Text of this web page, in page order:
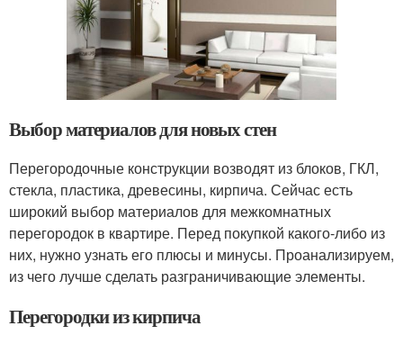
Выбор материалов для новых стен
Перегородочные конструкции возводят из блоков, ГКЛ,
стекла, пластика, древесины, кирпича. Сейчас есть
широкий выбор материалов для межкомнатных
перегородок в квартире. Перед покупкой какого-либо из
них, нужно узнать его плюсы и минусы. Проанализируем,
из чего лучше сделать разграничивающие элементы.
Перегородки из кирпича